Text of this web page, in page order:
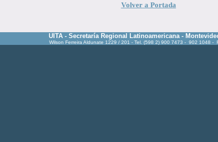
Volver a Portada
UITA - Secretaría Regional Latinoamericana -
Wilson Ferreira Aldunate 1229 / 201 - Tel. (598 2) 900 7473 - 902 1048 -